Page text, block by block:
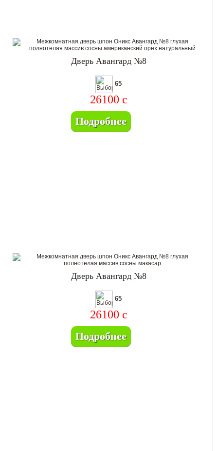
Дверь Авангард №8
65
26100 c
Подробнее
Дверь Авангард №8
65
26100 c
Подробнее